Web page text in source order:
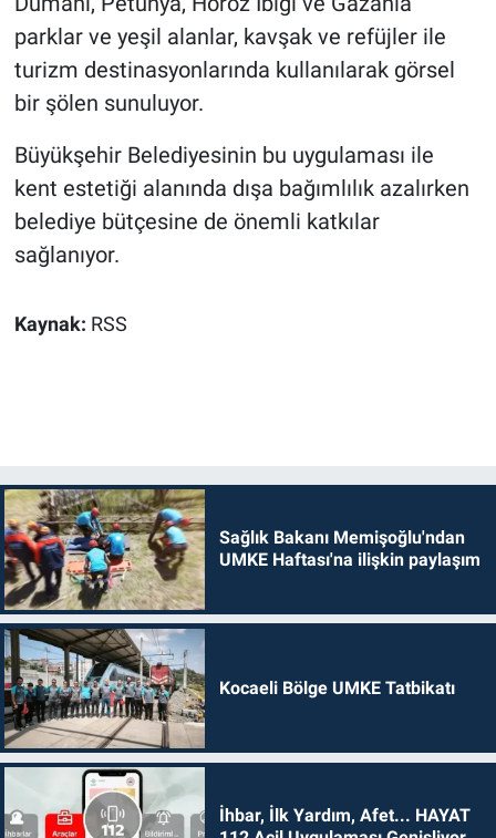
parklar ve yeşil alanlar, kavşak ve refüjler ile
turizm destinasyonlarında kullanılarak görsel
bir şölen sunuluyor.
Büyükşehir Belediyesinin bu uygulaması ile
kent estetiği alanında dışa bağımlılık azalırken
belediye bütçesine de önemli katkılar
sağlanıyor.
Kaynak: RSS
Sağlık Bakanı Memişoğlu'ndan
UMKE Haftası'na ilişkin paylaşım
Kocaeli Bölge UMKE Tatbikatı
İhbar, İlk Yardım, Afet... HAYAT